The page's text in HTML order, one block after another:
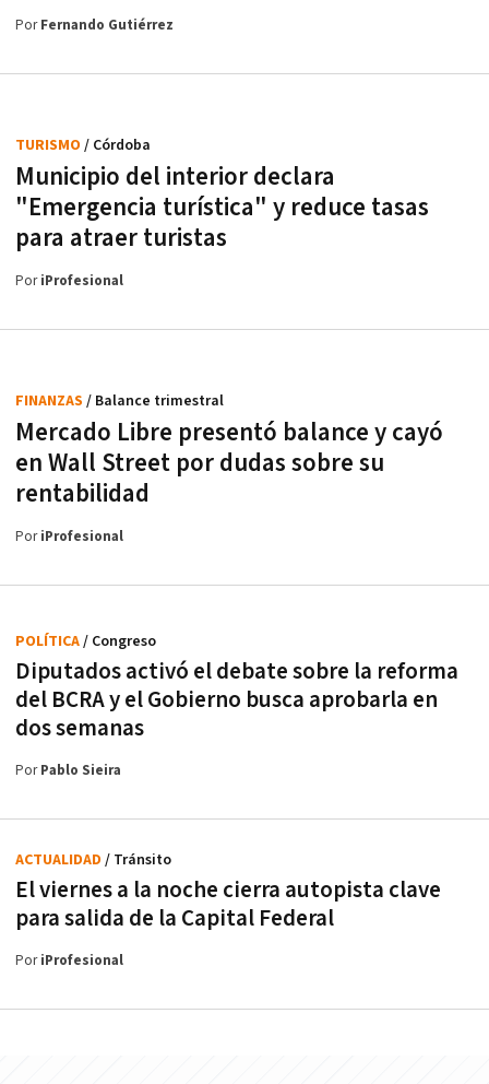
PorFernando Gutiérrez
Municipio del interior declara
"Emergencia turística" y reduce tasas
para atraer turistas
TURISMO / Córdoba
PoriProfesional
Mercado Libre presentó balance y cayó
en Wall Street por dudas sobre su
rentabilidad
FINANZAS / Balance trimestral
PoriProfesional
Diputados activó el debate sobre la reforma
del BCRA y el Gobierno busca aprobarla en
dos semanas
POLÍTICA/ Congreso
PorPablo Sieira
El viernes a la noche cierra autopista clave
para salida de la Capital Federal
ACTUALIDAD / Tránsito
PoriProfesional